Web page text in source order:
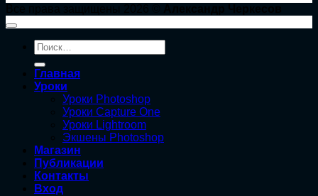
Искать:
Главная
Уроки
Уроки Photoshop
Уроки Capture One
Уроки Lightroom
Экшены Photoshop
Магазин
Публикации
Контакты
Вход